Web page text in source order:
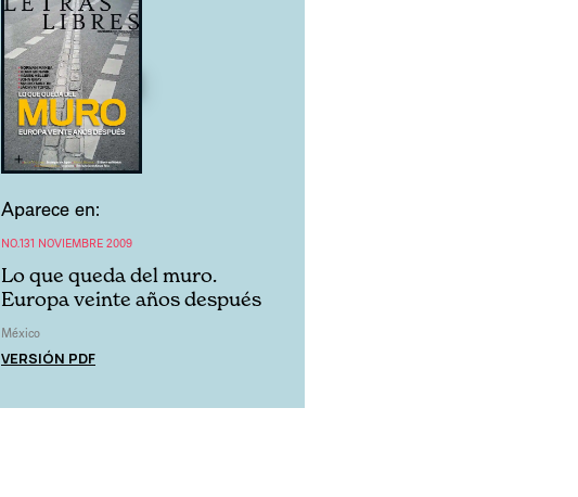
Aparece en:
NO.131 NOVIEMBRE 2009
Lo que queda del muro.
Europa veinte años después
México
VERSIÓN PDF